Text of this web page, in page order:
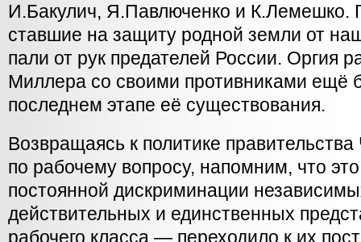
И.Бакулич, Я.Павлюченко и К.Лемешко.
ставшие на защиту родной земли от
пали от рук предателей России. Оргия
Миллера со своими противниками ещё
последнем этапе её существования.
Возвращаясь к политике
по рабочему вопросу, напомним, что
постоянной дискриминации
действительных и единственных
рабочего класса — переходило к их